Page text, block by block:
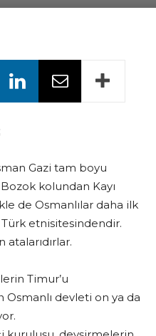
Gazi tam boyu
kolundan Kayı
de Osmanlılar daha ilk
etnisitesindendir.
Timur’u
Osmanlı devleti on ya da